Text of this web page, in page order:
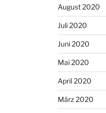
August 2020
Juli 2020
Juni 2020
Mai 2020
April 2020
März 2020